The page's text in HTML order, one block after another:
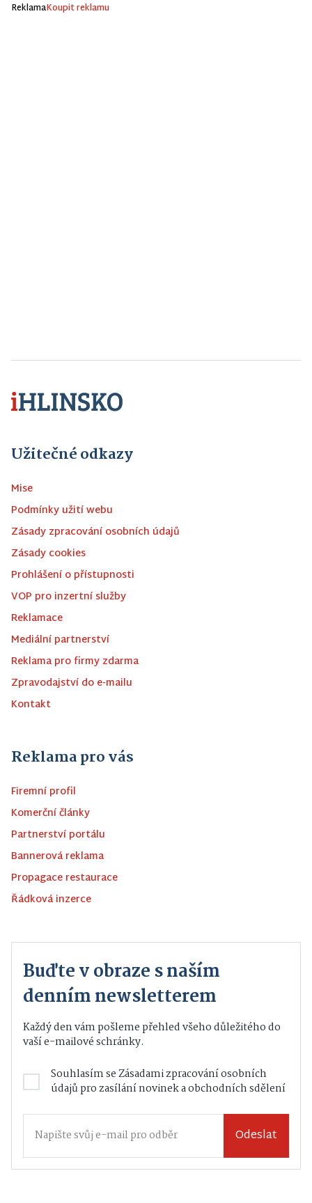
ReklamaKoupit reklamu
Užitečné odkazy
Mise
Podmínky užití webu
Zásady zpracování osobních údajů
Zásady cookies
Prohlášení o přístupnosti
VOP pro inzertní služby
Reklamace
Mediální partnerství
Reklama pro firmy zdarma
Zpravodajství do e-mailu
Kontakt
Reklama pro vás
Firemní profil
Komerční články
Partnerství portálu
Bannerová reklama
Propagace restaurace
Řádková inzerce
Buďte v obraze s naším
denním newsletterem
Každý den vám pošleme přehled všeho důležitého do
vaší e-mailové schránky.
Souhlasím seZásadami zpracování osobních
údajůpro zasílání novinek a obchodních sdělení
Odeslat